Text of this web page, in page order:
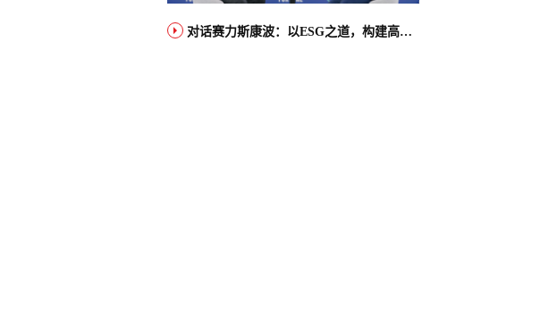
对话赛力斯康波：以ESG之道，构建高端智能汽车品牌全球竞争力